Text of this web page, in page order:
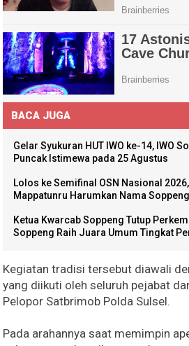
BACA JUGA
Gelar Syukuran HUT IWO ke-14, IWO
Puncak Istimewa pada 25 Agustus
Lolos ke Semifinal OSN Nasional
Mappatunru Harumkan Nama
Ketua Kwarcab Soppeng Tutup
Soppeng Raih Juara Umum Tingkat
Kegiatan tradisi tersebut diawali
yang diikuti oleh seluruh pejabat
Pelopor Satbrimob Polda Sulsel.
Pada arahannya saat memimpin